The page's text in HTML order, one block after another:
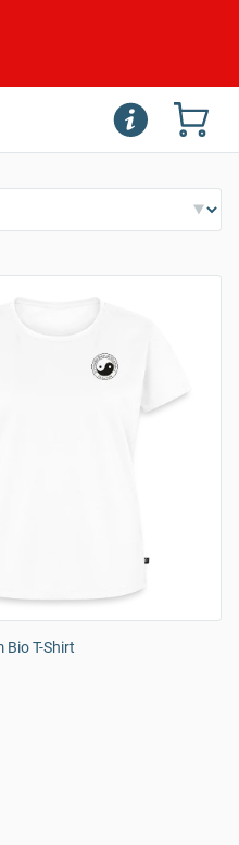
Bio T-Shirt